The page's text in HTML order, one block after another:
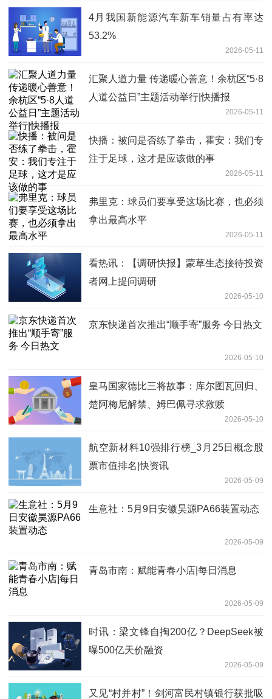
4月我国新能源汽车新车销量占有率达
53.2%
2026-05-11
汇聚人道力量 传递暖心善意！余杭区“5·8
人道公益日”主题活动举行|快播报
2026-05-11
快播：被问是否练了拳击，霍安：我们专
注于足球，这才是应该做的事
2026-05-11
弗里克：球员们要享受这场比赛，也必须
拿出最高水平
2026-05-11
看热讯：【调研快报】蒙草生态接待投资
者网上提问调研
2026-05-10
京东快递首次推出“顺手寄”服务 今日热文
2026-05-10
皇马国家德比三将故事：库尔图瓦回归、
楚阿梅尼解禁、姆巴佩寻求救赎
2026-05-10
航空新材料10强排行榜_3月25日概念股
票市值排名|快资讯
2026-05-09
生意社：5月9日安徽昊源PA66装置动态
2026-05-09
青岛市南：赋能青春小店|每日消息
2026-05-09
时讯：梁文锋自掏200亿？DeepSeek被
曝500亿天价融资
2026-05-09
又见“村并村”！剑河富民村镇银行获批吸